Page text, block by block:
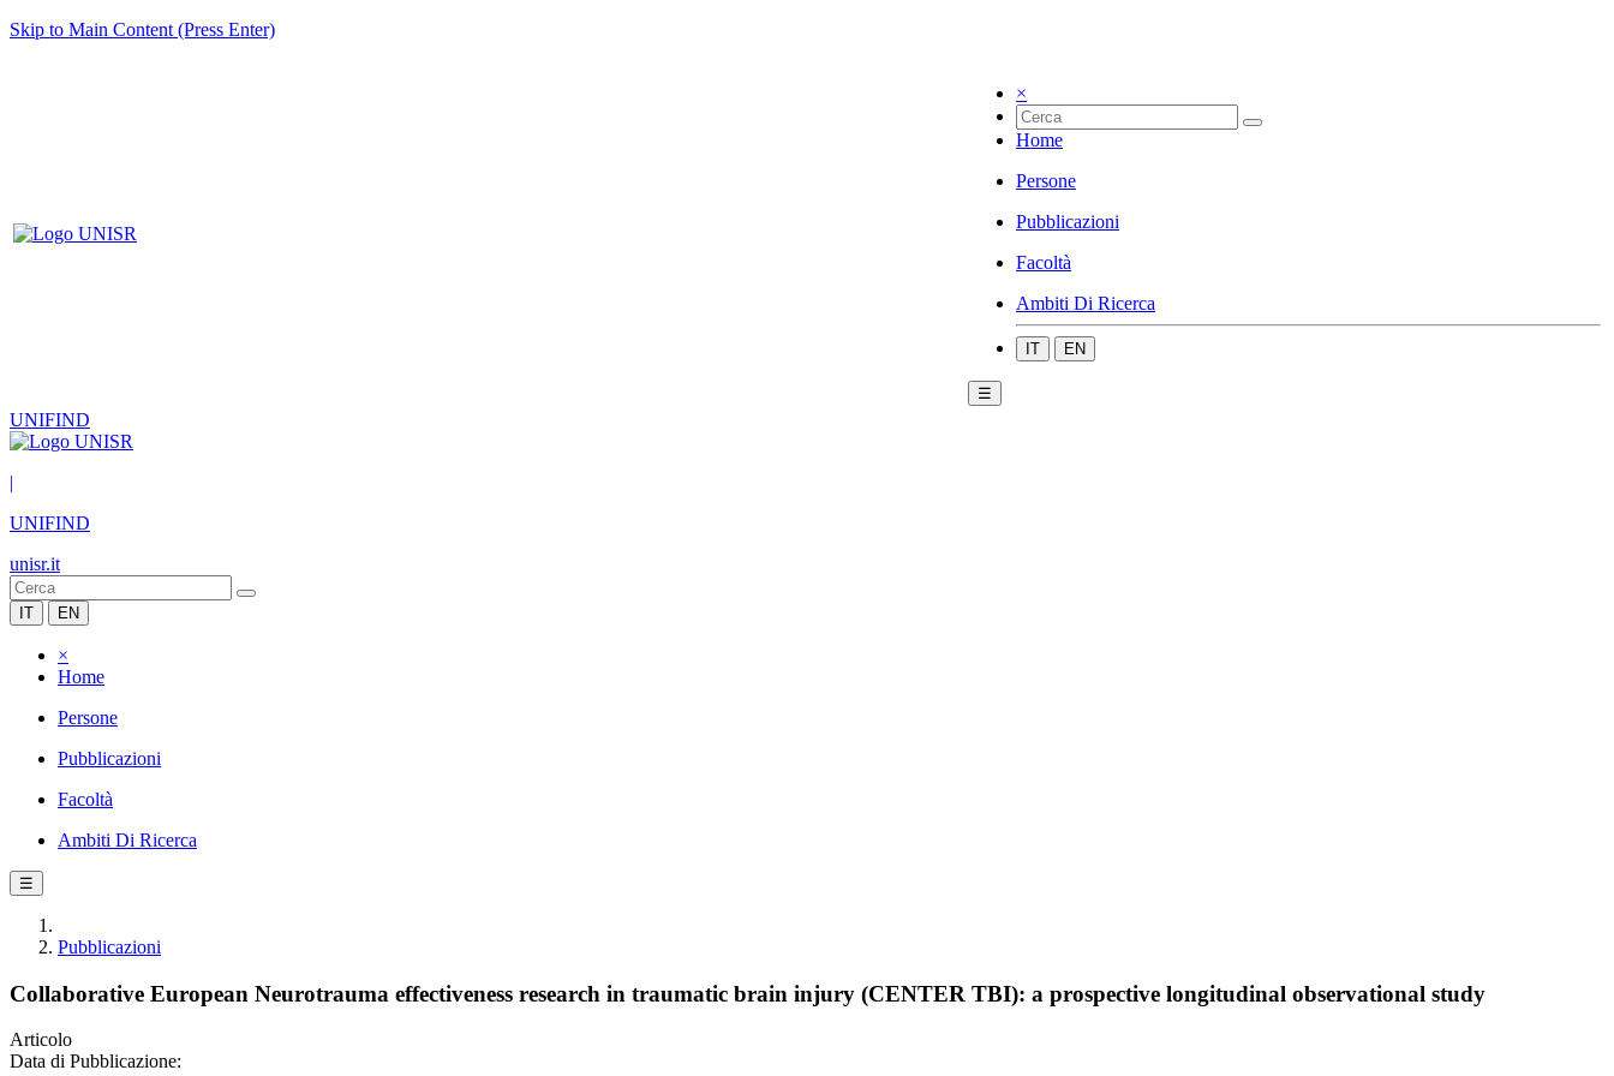
Skip to Main Content (Press Enter)
×
Home
Persone
Pubblicazioni
Facoltà
Ambiti Di Ricerca
IT EN
☰
UNIFIND
|
UNIFIND
unisr.it
IT EN
×
Home
Persone
Pubblicazioni
Facoltà
Ambiti Di Ricerca
☰
Pubblicazioni
Collaborative European Neurotrauma effectiveness research in traumatic brain injury (CENTER TBI): a prospective longitudinal observational study
Articolo
Data di Pubblicazione: